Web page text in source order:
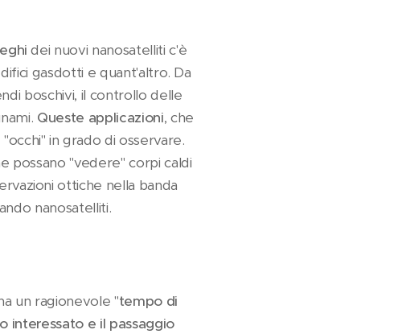
dei nuovi nanosatelliti c'è
gasdotti e quant'altro. Da
boschivi, il controllo delle
Queste applicazioni, che
"occhi" in grado di osservare.
possano "vedere" corpi caldi
ottiche nella banda
nanosatelliti.
un ragionevole "tempo di
interessato e il passaggio